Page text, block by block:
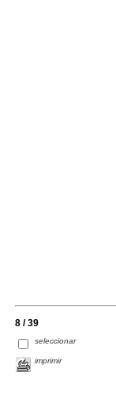
8 / 39
seleccionar
imprimir